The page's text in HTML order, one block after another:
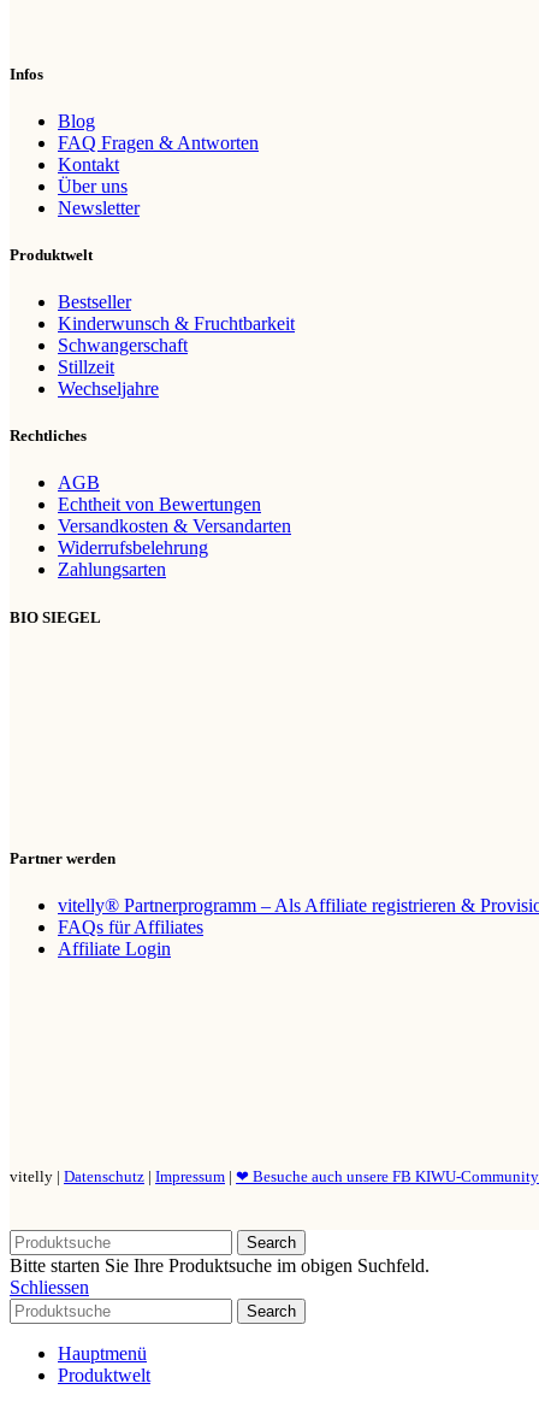
Infos
Blog
FAQ Fragen & Antworten
Kontakt
Über uns
Newsletter
Produktwelt
Bestseller
Kinderwunsch & Fruchtbarkeit
Schwangerschaft
Stillzeit
Wechseljahre
Rechtliches
AGB
Echtheit von Bewertungen
Versandkosten & Versandarten
Widerrufsbelehrung
Zahlungsarten
BIO SIEGEL
Partner werden
vitelly® Partnerprogramm – Als Affiliate registrieren &
FAQs für Affiliates
Affiliate Login
vitelly | Datenschutz | Impressum | ❤ Besuche auch unsere FB KIWU-
Search
Bitte starten Sie Ihre Produktsuche im obigen Suchfeld.
Schliessen
Search
Hauptmenü
Produktwelt